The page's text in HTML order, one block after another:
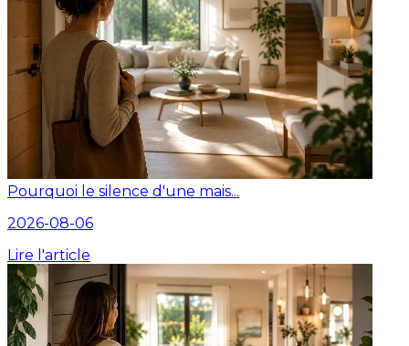
Pourquoi le silence d'une mais...
2026-08-06
Lire l'article